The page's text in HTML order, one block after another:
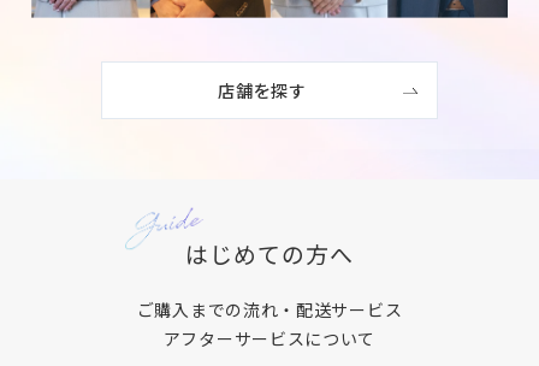
店舗を探す
はじめての方へ
ご購入までの流れ・配送サービス
アフターサービスについて